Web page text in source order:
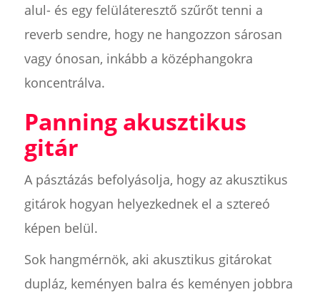
alul- és egy felüláteresztő szűrőt tenni a
reverb sendre, hogy ne hangozzon sárosan
vagy ónosan, inkább a középhangokra
koncentrálva.
Panning akusztikus
gitár
A pásztázás befolyásolja, hogy az akusztikus
gitárok hogyan helyezkednek el a sztereó
képen belül.
Sok hangmérnök, aki akusztikus gitárokat
dupláz, keményen balra és keményen jobbra